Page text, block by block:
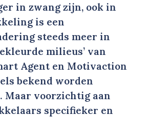
in zwang zijn, ook in
is een
steeds meer in
milieus’ van
Agent en Motivaction
bekend worden
Maar voorzichtig aan
specifieker en